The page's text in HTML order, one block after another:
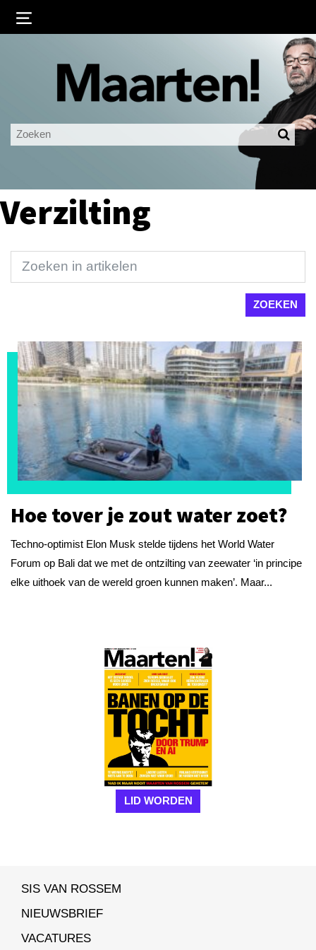
Ingelogd blijven
LOGIN
Verzilting
Hoe tover je zout water zoet?
Techno-optimist Elon Musk stelde tijdens het World Water
Forum op Bali dat we met de ontzilting van zeewater ‘in principe
elke uithoek van de wereld groen kunnen maken’. Maar...
LID WORDEN
SIS VAN ROSSEM
NIEUWSBRIEF
VACATURES